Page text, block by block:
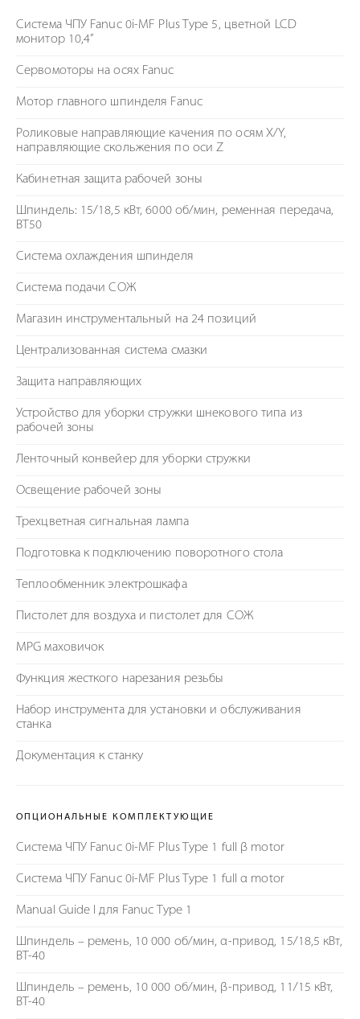
Система ЧПУ Fanuc 0i-MF Plus Type 5, цветной LCD
монитор 10,4”
Сервомоторы на осях Fanuc
Мотор главного шпинделя Fanuc
Роликовые направляющие качения по осям X/Y,
направляющие скольжения по оси Z
Кабинетная защита рабочей зоны
Шпиндель: 15/18,5 кВт, 6000 об/мин, ременная передача,
BT50
Система охлаждения шпинделя
Система подачи СОЖ
Магазин инструментальный на 24 позиций
Централизованная система смазки
Защита направляющих
Устройство для уборки стружки шнекового типа из
рабочей зоны
Ленточный конвейер для уборки стружки
Освещение рабочей зоны
Трехцветная сигнальная лампа
Подготовка к подключению поворотного стола
Теплообменник электрошкафа
Пистолет для воздуха и пистолет для СОЖ
MPG маховичок
Функция жесткого нарезания резьбы
Набор инструмента для установки и обслуживания
станка
Документация к станку
ОПЦИОНАЛЬНЫЕ КОМПЛЕКТУЮЩИЕ
Система ЧПУ Fanuc 0i-MF Plus Type 1 full β motor
Система ЧПУ Fanuc 0i-MF Plus Type 1 full α motor
Manual Guide I для Fanuc Type 1
Шпиндель – ремень, 10 000 об/мин, α-привод, 15/18,5 кВт,
BT-40
Шпиндель – ремень, 10 000 об/мин, β-привод, 11/15 кВт,
BT-40